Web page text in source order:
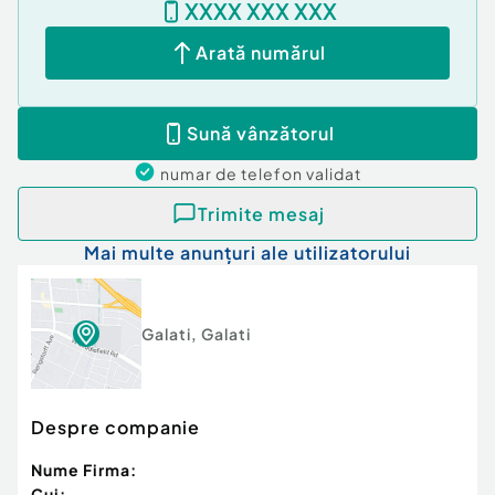
confort și aspectul său aparte.
Cod ofertă / ID BLITZ: P172775
Confort:1
Bloc de apartamente
Număr Băi:1
XXXX XXX XXX
Arată numărul
Sună vânzătorul
numar de telefon validat
Trimite mesaj
Mai multe anunțuri ale utilizatorului
Galati, Galati
Despre companie
Nume Firma: